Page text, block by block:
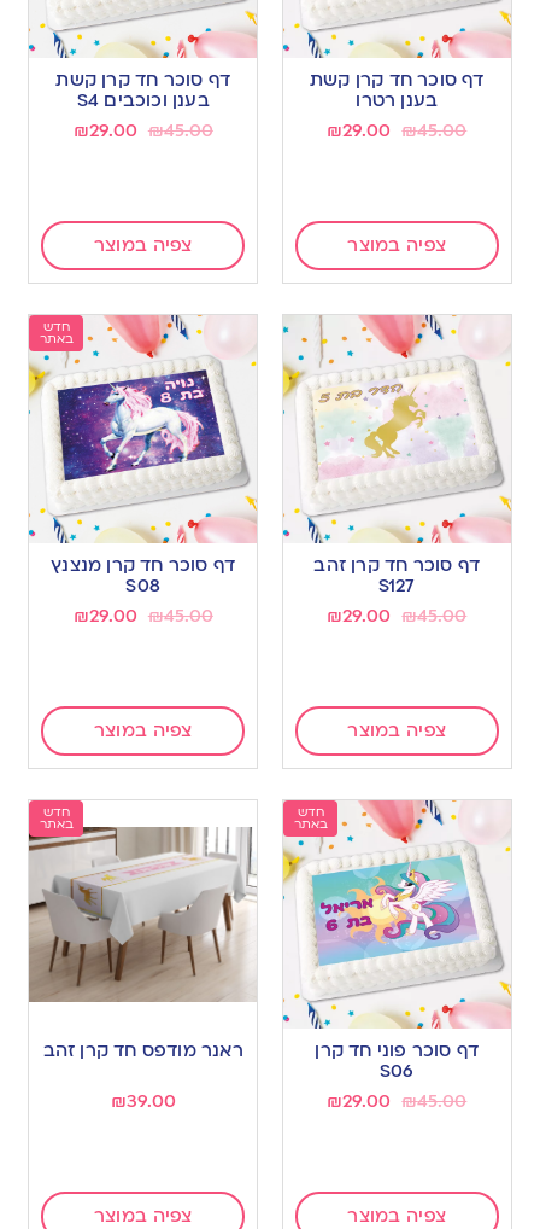
דף סוכר חד קרן קשת
בענן רטרו
₪45.00
₪29.00
צפיה במוצר
דף סוכר חד קרן קשת
בענן וכוכבים S4
₪45.00
₪29.00
צפיה במוצר
דף סוכר חד קרן זהב
S127
₪45.00
₪29.00
צפיה במוצר
חדש
באתר
דף סוכר חד קרן מנצנץ
S08
₪45.00
₪29.00
צפיה במוצר
חדש
באתר
דף סוכר פוני חד קרן
S06
₪45.00
₪29.00
צפיה במוצר
חדש
באתר
ראנר מודפס חד קרן זהב
₪39.00
צפיה במוצר